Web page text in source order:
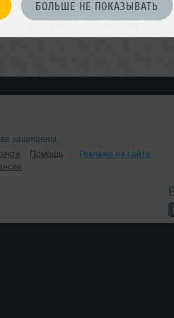
БОЛЬШЕ НЕ ПОКАЗЫВАТЬ
защищены.
Помощь
Реклама на сайте